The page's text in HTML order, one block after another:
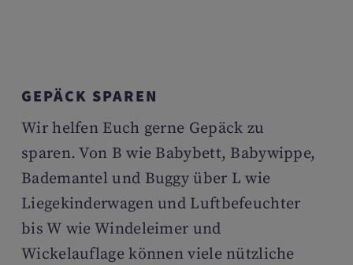
GEPÄCK SPAREN
Wir helfen Euch gerne Gepäck zu
sparen. Von B wie Babybett, Babywippe,
Bademantel und Buggy über L wie
Liegekinderwagen und Luftbefeuchter
bis W wie Windeleimer und
Wickelauflage können viele nützliche